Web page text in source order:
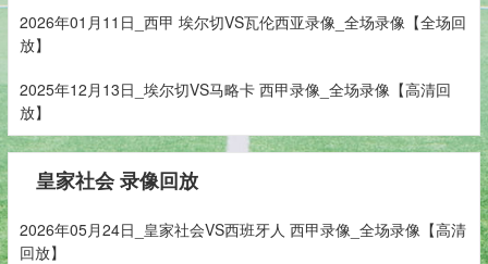
2026年01月11日_西甲 埃尔切VS瓦伦西亚录像_全场录像【全场回
放】
2025年12月13日_埃尔切VS马略卡 西甲录像_全场录像【高清回
放】
皇家社会 录像回放
2026年05月24日_皇家社会VS西班牙人 西甲录像_全场录像【高清
回放】